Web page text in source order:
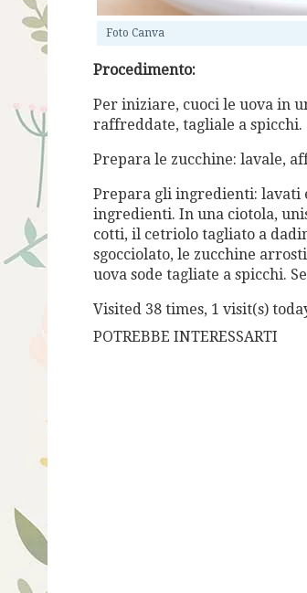
Foto Canva
Procedimento:
Per iniziare, cuoci le uova in
raffreddate, tagliale a spicchi.
Prepara le zucchine: lavale,
Prepara gli ingredienti: lavati
ingredienti. In una ciotola,
cotti, il cetriolo tagliato a
sgocciolato, le zucchine
uova sode tagliate a spicchi.
Visited 38 times, 1 visit(s)
POTREBBE INTERESSARTI